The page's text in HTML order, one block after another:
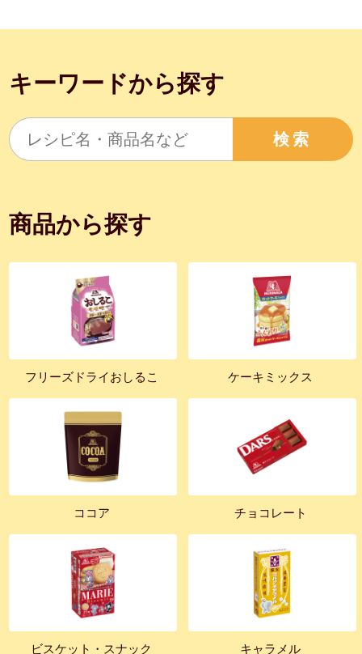
キーワードから探す
検索
商品から探す
フリーズドライおしるこ ケーキミックス
ココア チョコレート
ビスケット・スナック キャラメル